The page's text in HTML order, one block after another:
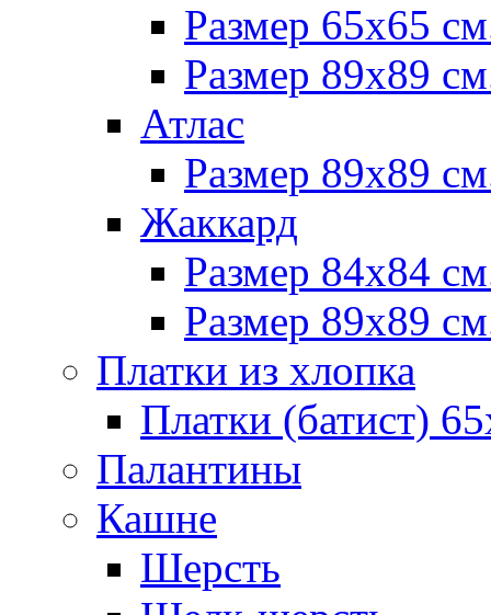
Размер 65х65
Размер 89х89
Атлас
Размер 89х89
Жаккард
Размер 84х84
Размер 89х89
Платки из хлопка
Платки (батист)
Палантины
Кашне
Шерсть